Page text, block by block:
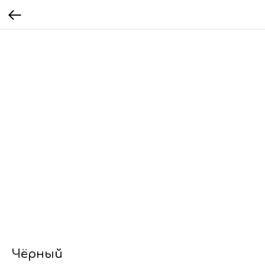
Чёрный